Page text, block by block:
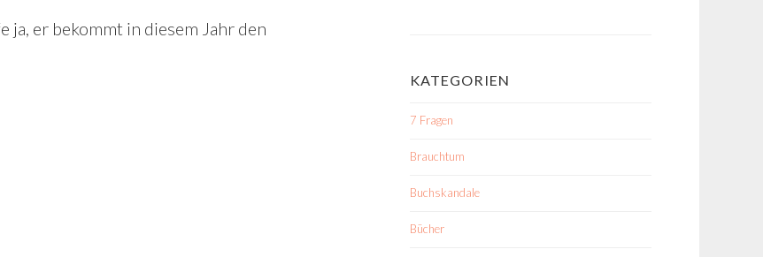
ja, er bekommt in diesem Jahr den
KATEGORIEN
7 Fragen
Brauchtum
Buchskandale
Bücher